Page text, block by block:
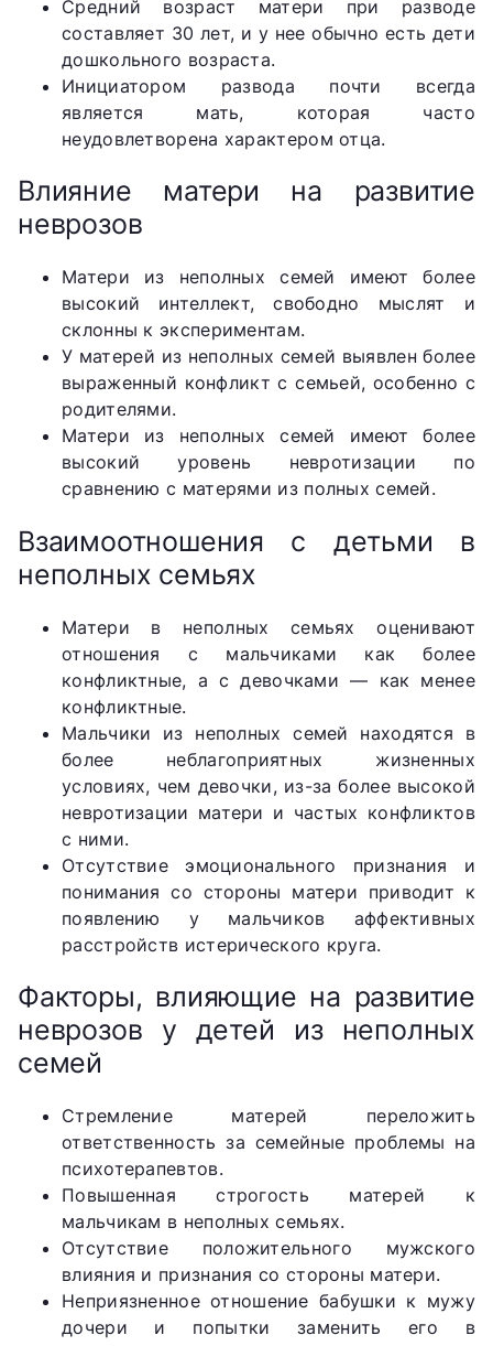
Средний возраст матери при разводе
составляет 30 лет, и у нее обычно есть дети
дошкольного возраста.
Инициатором развода почти всегда
является мать, которая часто
неудовлетворена характером отца.
Влияние матери на развитие
неврозов
Матери из неполных семей имеют более
высокий интеллект, свободно мыслят и
склонны к экспериментам.
У матерей из неполных семей выявлен более
выраженный конфликт с семьей, особенно с
родителями.
Матери из неполных семей имеют более
высокий уровень невротизации по
сравнению с матерями из полных семей.
Взаимоотношения с детьми в
неполных семьях
Матери в неполных семьях оценивают
отношения с мальчиками как более
конфликтные, а с девочками — как менее
конфликтные.
Мальчики из неполных семей находятся в
более неблагоприятных жизненных
условиях, чем девочки, из-за более высокой
невротизации матери и частых конфликтов
с ними.
Отсутствие эмоционального признания и
понимания со стороны матери приводит к
появлению у мальчиков аффективных
расстройств истерического круга.
Факторы, влияющие на развитие
неврозов у детей из неполных
семей
Стремление матерей переложить
ответственность за семейные проблемы на
психотерапевтов.
Повышенная строгость матерей к
мальчикам в неполных семьях.
Отсутствие положительного мужского
влияния и признания со стороны матери.
Неприязненное отношение бабушки к мужу
дочери и попытки заменить его в